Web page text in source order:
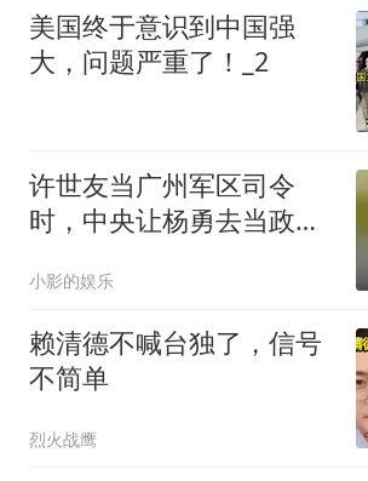
家门
美国终于意识到中国强
大，问题严重了！_2
许世友当广州军区司令
时，中央让杨勇去当政
小影的娱乐
赖清德不喊台独了，信号
不简单
烈火战鹰